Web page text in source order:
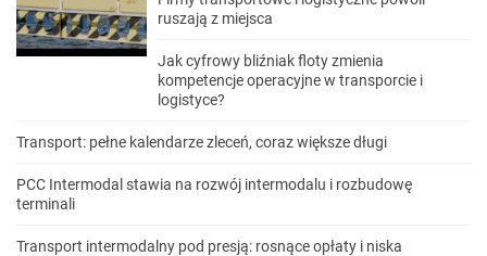
ruszają z miejsca
Jak cyfrowy bliźniak floty zmienia
kompetencje operacyjne w transporcie i
logistyce?
Transport: pełne kalendarze zleceń, coraz większe długi
PCC Intermodal stawia na rozwój intermodalu i rozbudowę
terminali
Transport intermodalny pod presją: rosnące opłaty i niska